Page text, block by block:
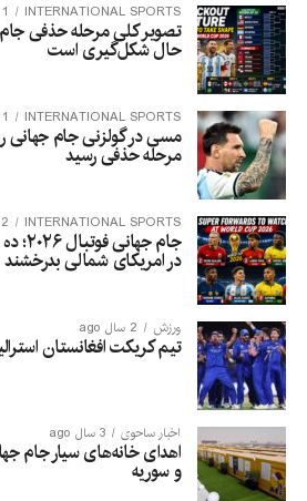
INTERNATIONAL SPORTS 1 ماه ago
حال شکل‌گیری است
INTERNATIONAL SPORTS 1 ماه ago
مسی در گولزنی جام جهانی
مرحله حذفی رسید
INTERNATIONAL SPORTS 2 ماه ago
جام
در امریکای شمالی بدرخشند
ورزش 2 سال ago
تیم کریکت افغانستان
اخبار ساحوی 3 سال ago
اهدای خانه‌های سیار جام
و سوریه